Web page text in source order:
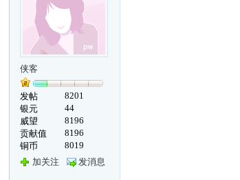
侠客
发帖
8201
银元
44
威望
8196
贡献值
8196
铜币
8019
加关注
发消息